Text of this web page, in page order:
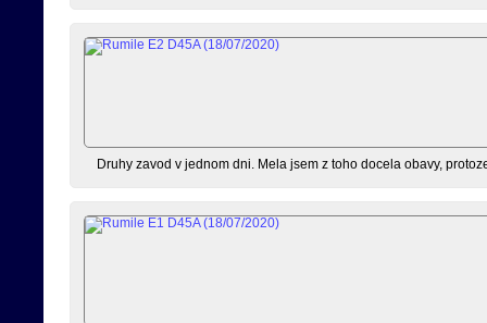
Druhy zavod v jednom dni. Mela jsem z toho docela obavy,